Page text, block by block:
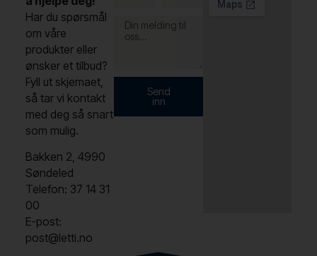
Har du spørsmål
om våre
produkter eller
ønsker et tilbud?
Fyll ut skjemaet,
så tar vi kontakt
med deg så snart
som mulig.
Bakken 2, 4990
Søndeled
Telefon: 37 14 31
00
E-post:
post@letti.no
Send
inn